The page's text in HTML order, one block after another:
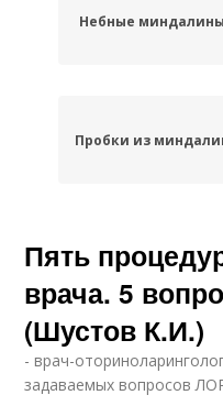
Небные миндалины
Пробки из
Пять
врача. 5
(Шустов К.И.)
- врач-
задаваемых вопросов